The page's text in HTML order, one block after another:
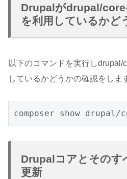
Drupalがdrupal/
を利用しているかど
以下のコマンドを実行しdrupal/
しているかどうかの確認をしま
composer show drupal/
Drupalコアとそのす
更新